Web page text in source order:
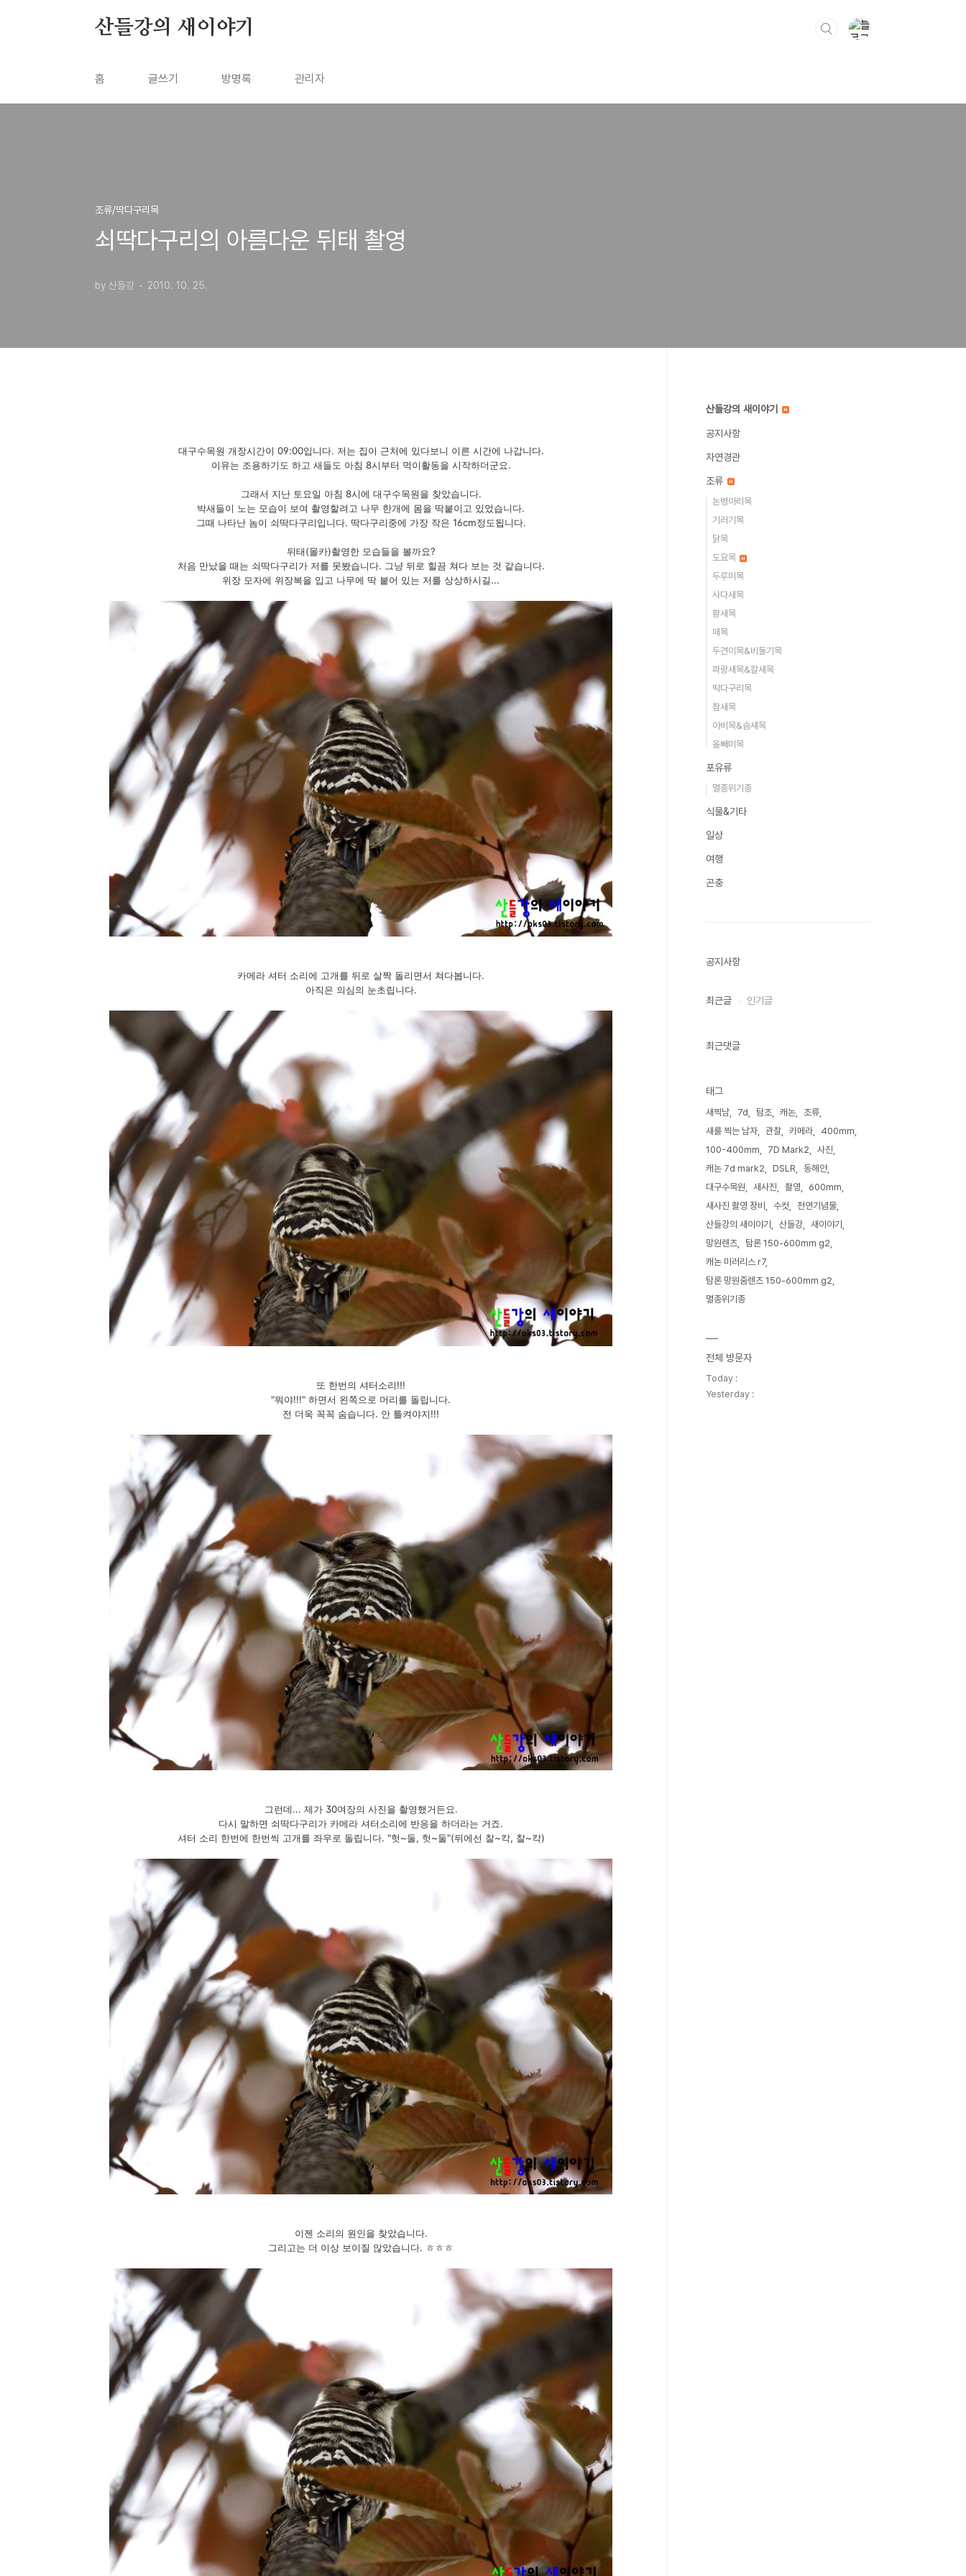
산들강의 새이야기
홈 글쓰기 방명록 관리자
조류/딱다구리목
쇠딱다구리의 아름다운 뒤태 촬영
by 산들강 2010. 10. 25.
대구수목원 개장시간이 09:00입니다. 저는 집이 근처에 있다보니 이른 시간에 나갑니다.
이유는 조용하기도 하고 새들도 아침 8시부터 먹이활동을 시작하더군요.
그래서 지난 토요일 아침 8시에 대구수목원을 찾았습니다.
박새들이 노는 모습이 보여 촬영할려고 나무 한개에 몸을 딱붙이고 있었습니다.
그때 나타난 놈이 쇠딱다구리입니다. 딱다구리중에 가장 작은 16cm정도됩니다.
뒤태(몰카)촬영한 모습들을 볼까요?
처음 만났을 때는 쇠딱다구리가 저를 못봤습니다. 그냥 뒤로 힐끔 쳐다 보는 것 같습니다.
위장 모자에 위장복을 입고 나무에 딱 붙어 있는 저를 상상하시길...
카메라 셔터 소리에 고개를 뒤로 살짝 돌리면서 쳐다봅니다.
아직은 의심의 눈초립니다.
또 한번의 셔터소리!!!
"뭐야!!!" 하면서 왼쪽으로 머리를 돌립니다.
전 더욱 꼭꼭 숨습니다. 안 틀켜야지!!!
그런데... 제가 30여장의 사진을 촬영했거든요.
다시 말하면 쇠딱다구리가 카메라 셔터소리에 반응을 하더라는 거죠.
셔터 소리 한번에 한번씩 고개를 좌우로 돌립니다. "헛~둘, 헛~둘"(뒤에선 찰~칵, 찰~칵)
이젠 소리의 원인을 찾았습니다.
그리고는 더 이상 보이질 않았습니다. ㅎㅎㅎ
산들강의 새이야기
공지사항
자연경관
조류
논병아리목
기러기목
닭목
도요목
두루미목
사다새목
황새목
매목
두견이목&비둘기목
파랑새목&칼새목
딱다구리목
참새목
아비목&슴새목
올빼미목
포유류
멸종위기종
식물&기타
일상
여행
곤충
공지사항
최근글 인기글
최근댓글
태그
새찍남 7d 탐조 캐논
조류
새를 찍는 남자
관찰 카메라
400mm
100-400mm
7D Mark2
사진
캐논 7d mark2
DSLR
동해안
대구수목원
새사진 촬영
600mm
새사진 촬영 장비
수컷
천연기념물
산들강의 새이야기
산들강
새이야기
망원렌즈
탐론 150-600mm g2
캐논 미러리스 r7
탐론 망원줌렌즈 150-600mm g2
멸종위기종
전체 방문자
Today :
Yesterday :